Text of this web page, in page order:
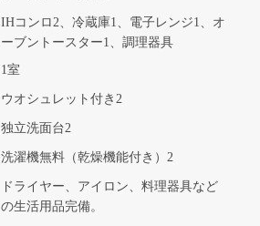
IHコンロ2、冷蔵庫1、電子レンジ1、オ
ーブントースター1、調理器具
1室
ウオシュレット付き2
独立洗面台2
洗濯機無料（乾燥機能付き）2
ドライヤー、アイロン、料理器具など
の生活用品完備。